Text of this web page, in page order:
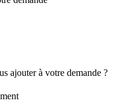
ajouter à votre demande ?